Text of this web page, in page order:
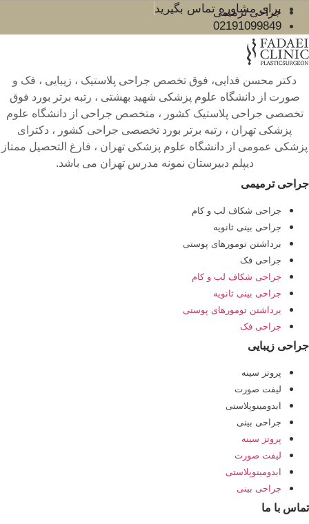
جراحی ترمیمی
برای مشاوره تماس بگیرید
02191099849
دکتر محسن فدایی، فوق تخصص جراحی پلاستیک ، زیبایی ، فک و
صورت از دانشگاه علوم پزشکی شهید بهشتی ، رتبه برتر بورد فوق
تخصصی جراحی پلاستیک کشور ، متخصص جراحی از دانشگاه علوم
پزشکی تهران ، رتبه برتر بورد تخصصی جراحی کشور ، دکترای
پزشکی عمومی از دانشگاه علوم پزشکی تهران ، فارغ التحصیل ممتاز
دیپلم دبیرستان نمونه مدرس تهران می باشد.
جراحی ترمیمی
جراحی شکاف لب و کام
جراحی بینی ثانویه
برداشتن تومورهای پوستی
جراحی فک
جراحی شکاف لب و کام
جراحی بینی ثانویه
برداشتن تومورهای پوستی
جراحی فک
جراحی زیبایی
پروتز سینه
لیفت صورت
ابدومینوپلاستی
جراحی بینی
پروتز سینه
لیفت صورت
ابدومینوپلاستی
جراحی بینی
تماس با ما